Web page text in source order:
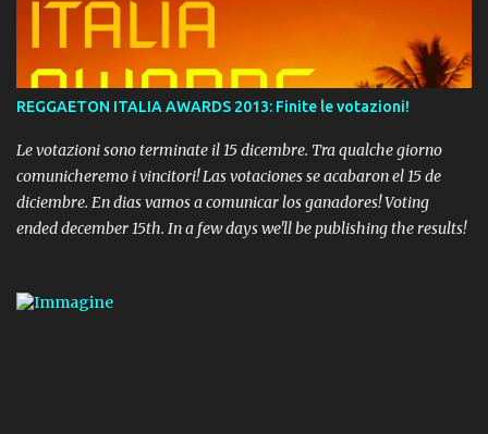
REGGAETON ITALIA AWARDS 2013: Finite le votazioni!
Le votazioni sono terminate il 15 dicembre. Tra qualche giorno
comunicheremo i vincitori! Las votaciones se acabaron el 15 de
diciembre. En dias vamos a comunicar los ganadores! Voting
ended december 15th. In a few days we'll be publishing the results!